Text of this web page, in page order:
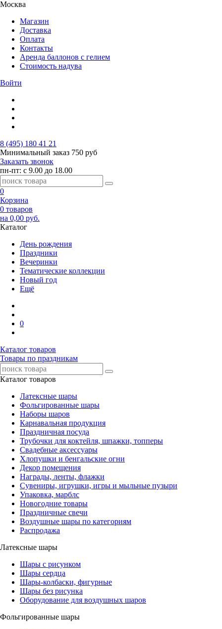
Москва
Магазин
Доставка
Оплата
Контакты
Аренда баллонов с гелием
Стоимость надува
Войти
8 (495) 180 41 21
Минимальный заказ 750 руб
Заказать звонок
пн-пт: с 9.00 до 18.00
0
Корзина
0 товаров
на 0,00 руб.
Каталог
День рождения
Праздники
Вечеринки
Тематические коллекции
Новый год
Ещё
0
Каталог товаров
Товары по праздникам
Каталог товаров
Латексные шары
Фольгированные шары
Наборы шаров
Карнавальная продукция
Праздничная посуда
Трубочки для коктейля, шпажки, топперы
Свадебные аксессуары
Хлопушки и бенгальские огни
Декор помещения
Награды, ленты, флажки
Сувениры, игрушки, игры и мыльные пузыри
Упаковка, марблс
Новогодние товары
Праздничные свечи
Воздушные шары по категориям
Распродажа
Латексные шары
Шары с рисунком
Шары сердца
Шары-колбаски, фигурные
Шары без рисунка
Оборудование для воздушных шаров
Фольгированные шары